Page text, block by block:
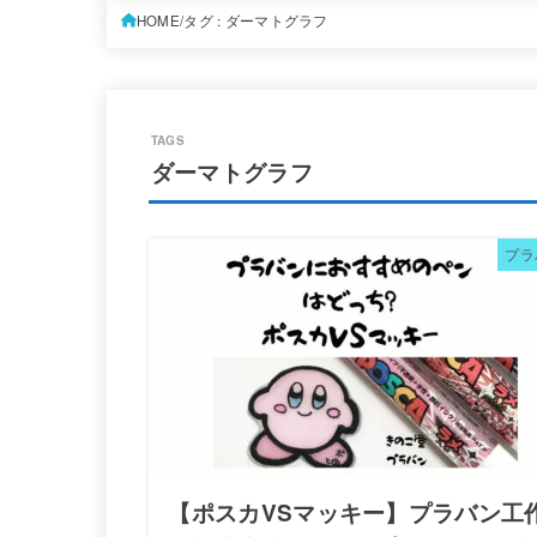
HOME タグ : ダーマトグラフ
ダーマトグラフ
プ
【ポスカVSマッキー】プラバン工